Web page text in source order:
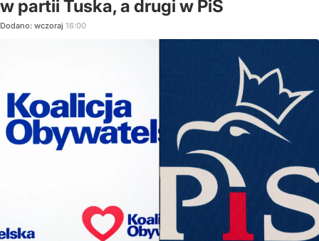
w partii Tuska, a drugi w PiS
Dodano: wczoraj 16:00